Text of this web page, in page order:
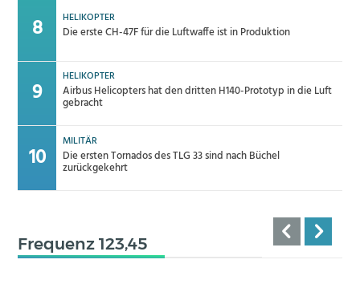
HELIKOPTER
Die erste CH-47F für die Luftwaffe ist in Produktion
HELIKOPTER
Airbus Helicopters hat den dritten H140-Prototyp in die Luft
gebracht
MILITÄR
Die ersten Tornados des TLG 33 sind nach Büchel
zurückgekehrt
Frequenz 123,45